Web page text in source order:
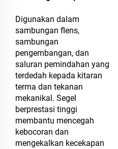
Digunakan dalam
sambungan flens,
sambungan
pengembangan, dan
saluran pemindahan yang
terdedah kepada kitaran
terma dan tekanan
mekanikal. Segel
berprestasi tinggi
membantu mencegah
kebocoran dan
mengekalkan kecekapan